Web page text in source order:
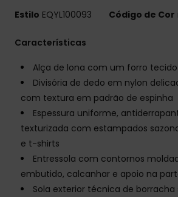
Estilo EQYL100093 Código de Cor
Características
Alça de lona com um forro
Divisória de dedo em nylon
com textura em padrão de espinha
Espessura uniforme,
texturizada com estampados
e t-shirts
Entressola com contornos
embutido, calcanhar e apoio na
Sola exterior técnica de